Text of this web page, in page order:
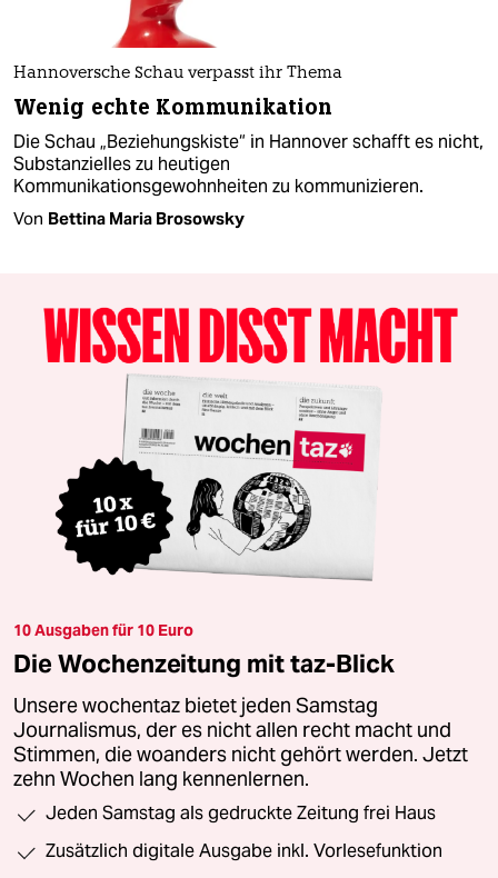
Hannoversche Schau verpasst ihr Thema
Wenig echte Kommunikation
Die Schau „Beziehungskiste“ in Hannover schafft es nicht,
Substanzielles zu heutigen
Kommunikationsgewohnheiten zu kommunizieren.
Von Bettina Maria Brosowsky
10 Ausgaben für 10 Euro
Die Wochenzeitung mit taz-Blick
Unsere wochentaz bietet jeden Samstag
Journalismus, der es nicht allen recht macht und
Stimmen, die woanders nicht gehört werden. Jetzt
zehn Wochen lang kennenlernen.
Jeden Samstag als gedruckte Zeitung frei Haus
Zusätzlich digitale Ausgabe inkl. Vorlesefunktion